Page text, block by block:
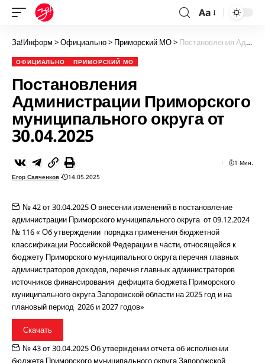
Aa
За!Информ >Официально> Приморский МО> Постановления Администрации Приморского муниципального округа от 30.04.2025
ОФИЦИАЛЬНО ПРИМОРСКИЙ МО
Постановления
Администрации Приморского
муниципального округа от
30.04.2025
Егор Савченков 14.05.2025
1 Мин.
№ 42 от 30.04.2025 О внесении изменений в постановление
администрации Приморского муниципального округа от 09.12.2024
№ 116 « Об утверждении порядка применения бюджетной
классификации Российской Федерации в части, относящейся к
бюджету Приморского муниципального округа перечня главных
администраторов доходов, перечня главных администраторов
источников финансирования дефицита бюджета Приморского
муниципального округа Запорожской области на 2025 год и на
плановый период 2026 и 2027 годов»
Скачать
№ 43 от 30.04.2025 Об утверждении отчета об исполнении
бюджета Приморского муниципального округа Запорожской